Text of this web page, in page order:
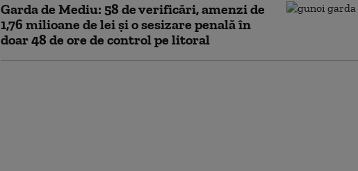
Garda de Mediu: 58 de verificări, amenzi de
1,76 milioane de lei şi o sesizare penală în
doar 48 de ore de control pe litoral